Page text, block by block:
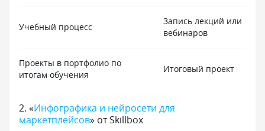
Учебный процесс
Запись лекций или
вебинаров
Проекты в портфолио по
итогам обучения
Итоговый проект
2. «Инфографика и нейросети для
маркетплейсов» от Skillbox